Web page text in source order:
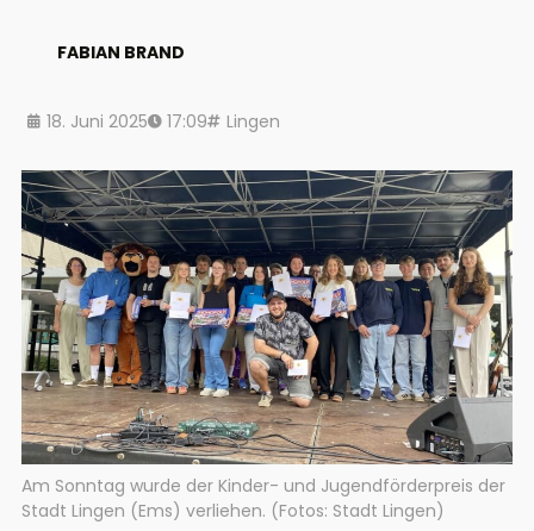
FABIAN BRAND
18. Juni 2025 17:09 Lingen
Am Sonntag wurde der Kinder- und Jugendförderpreis der
Stadt Lingen (Ems) verliehen. (Fotos: Stadt Lingen)